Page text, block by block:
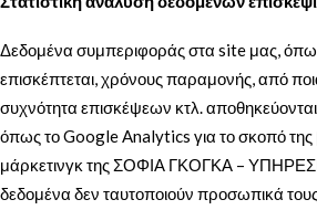
Δεδομένα συμπεριφοράς στα site μας,
επισκέπτεται, χρόνους παραμονής, από
συχνότητα επισκέψεων κτλ. αποθηκεύονται
όπως το Google Analytics για το σκοπό της
μάρκετινγκ της ΣΟΦΙΑ ΓΚΟΓΚΑ –
δεδομένα δεν ταυτοποιούν προσωπικά τους